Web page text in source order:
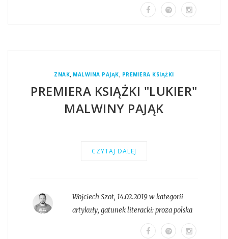
ZNAK, MALWINA PAJĄK, PREMIERA KSIĄŻKI
PREMIERA KSIĄŻKI "LUKIER"
MALWINY PAJĄK
CZYTAJ DALEJ
Wojciech Szot, 14.02.2019 w kategorii
artykuły, gatunek literacki:proza polska